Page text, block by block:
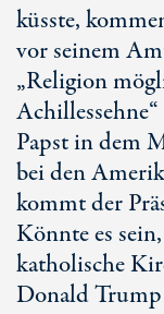
küsste,
vor seinem
„Religion
Papst in dem
bei den
kommt der
Könnte es
katholische
Donald